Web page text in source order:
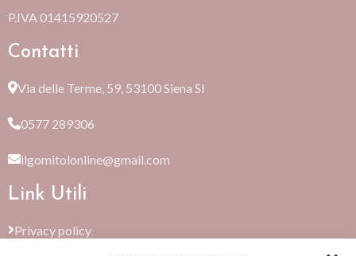
P.IVA 01415920527
Contatti
Via delle Terme, 59, 53100 Siena SI
0577 289306
ilgomitolonline@gmail.com
Link Utili
Privacy policy